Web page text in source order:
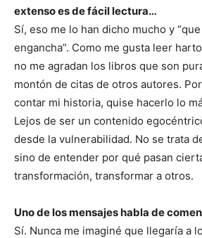
extenso es de fácil lectura…
Sí, eso me lo han dicho mucho y
engancha”. Como me gusta leer
no me agradan los libros que son
montón de citas de otros autores.
contar mi historia, quise hacerlo lo
Lejos de ser un contenido
desde la vulnerabilidad. No se trata
sino de entender por qué pasan
transformación, transformar a otros.
Uno de los mensajes habla de
Sí. Nunca me imaginé que llegaría a